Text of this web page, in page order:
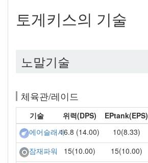
토게키스의 기술
노말기술
체육관/레이드
기술 위력(DPS) EPtank(EPS)
에어슬래시16.8 (14.00) 10(8.33)
잠재파워
15(10.00) 15(10.00)